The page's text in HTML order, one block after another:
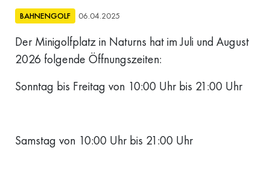
BAHNENGOLF 06.04.2025
Der Minigolfplatz in Naturns hat im Juli und August
2026 folgende Öffnungszeiten:
Sonntag bis Freitag von 10:00 Uhr bis 21:00 Uhr
Samstag von 10:00 Uhr bis 21:00 Uhr